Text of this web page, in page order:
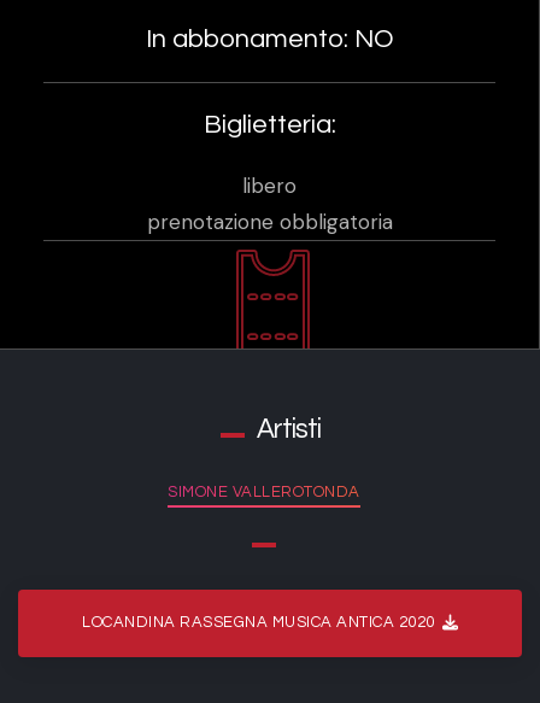
In abbonamento: NO
Biglietteria:
libero
prenotazione obbligatoria
Artisti
SIMONE VALLEROTONDA
LOCANDINA RASSEGNA MUSICA ANTICA 2020